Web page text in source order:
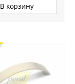
В корзину